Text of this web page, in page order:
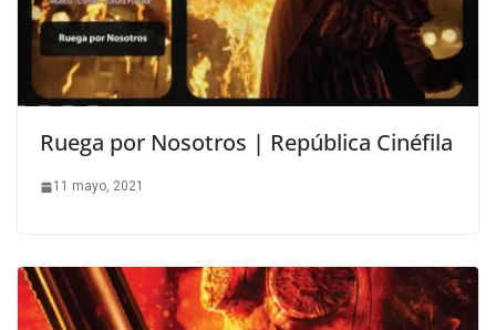
Ruega por Nosotros | República Cinéfila
11 mayo, 2021